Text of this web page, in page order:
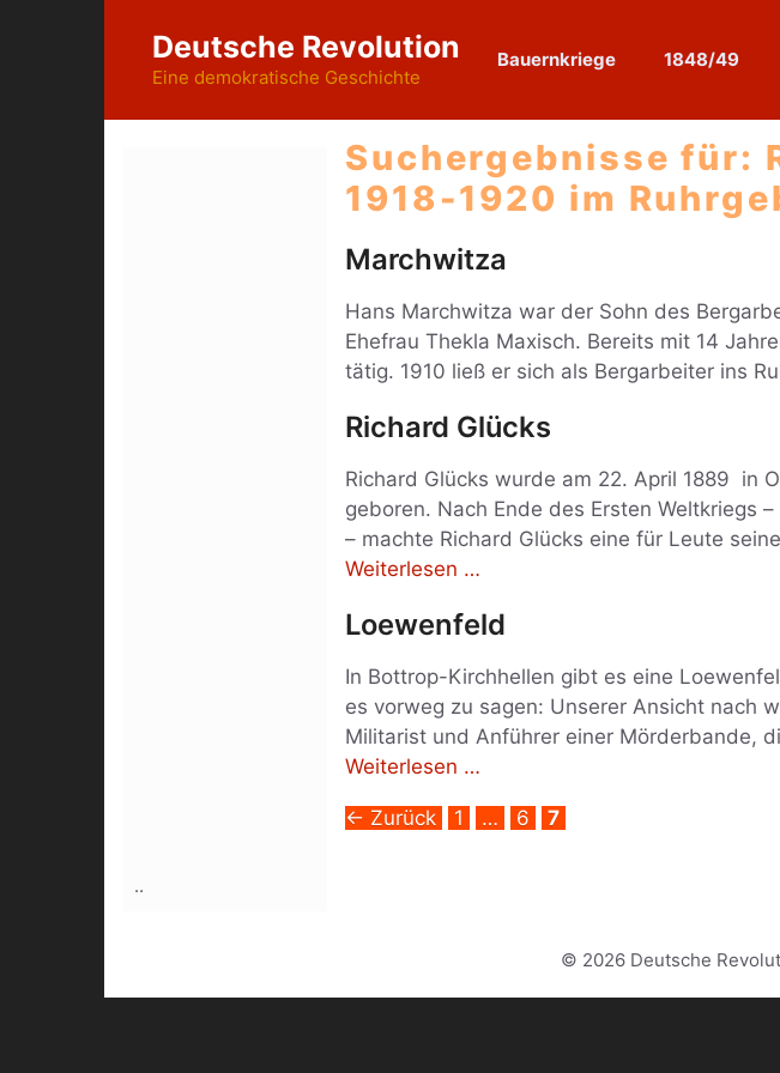
Deutsche Revolution
Eine demokratische Geschichte
Bauernkriege 1848/49
Suchergebnisse für:
1918-1920 im
Marchwitza
Hans Marchwitza war der Sohn des
Ehefrau Thekla Maxisch. Bereits mit 14
tätig. 1910 ließ er sich als Bergarbeiter ins
Richard Glücks
Richard Glücks wurde am 22. April 1889 in
geboren. Nach Ende des Ersten Weltkriegs
– machte Richard Glücks eine für Leute
Weiterlesen …
Loewenfeld
In Bottrop-Kirchhellen gibt es eine
es vorweg zu sagen: Unserer Ansicht nach
Militarist und Anführer einer Mörderbande,
Weiterlesen …
← Zurück Seite
1 … Seite
6 Seite
7
..
© 2026 Deutsche